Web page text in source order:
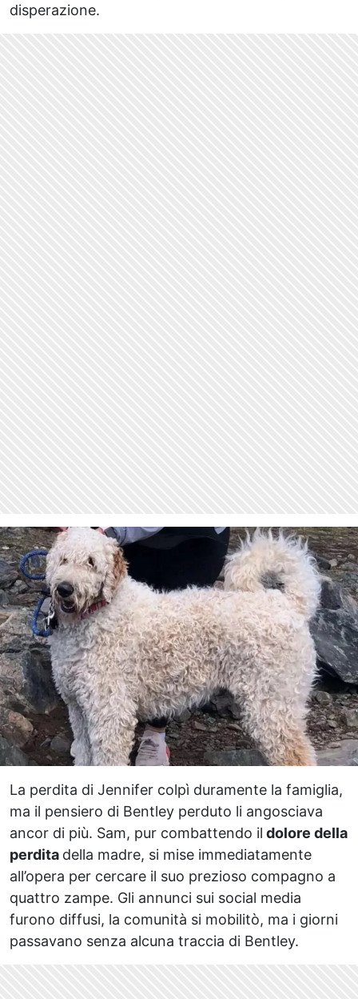
disperazione.
La perdita di Jennifer colpì duramente la famiglia,
ma il pensiero di Bentley perduto li angosciava
ancor di più. Sam, pur combattendo il dolore della
perdita della madre, si mise immediatamente
all’opera per cercare il suo prezioso compagno a
quattro zampe. Gli annunci sui social media
furono diffusi, la comunità si mobilitò, ma i giorni
passavano senza alcuna traccia di Bentley.